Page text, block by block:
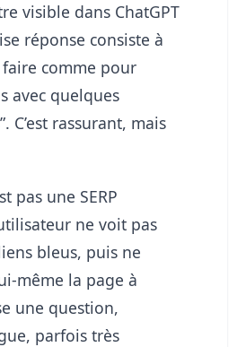
visible dans ChatGPT
réponse consiste à
faire comme pour
avec quelques
C’est rassurant, mais
pas une SERP
ne voit pas
bleus, puis ne
même la page à
une question,
parfois très